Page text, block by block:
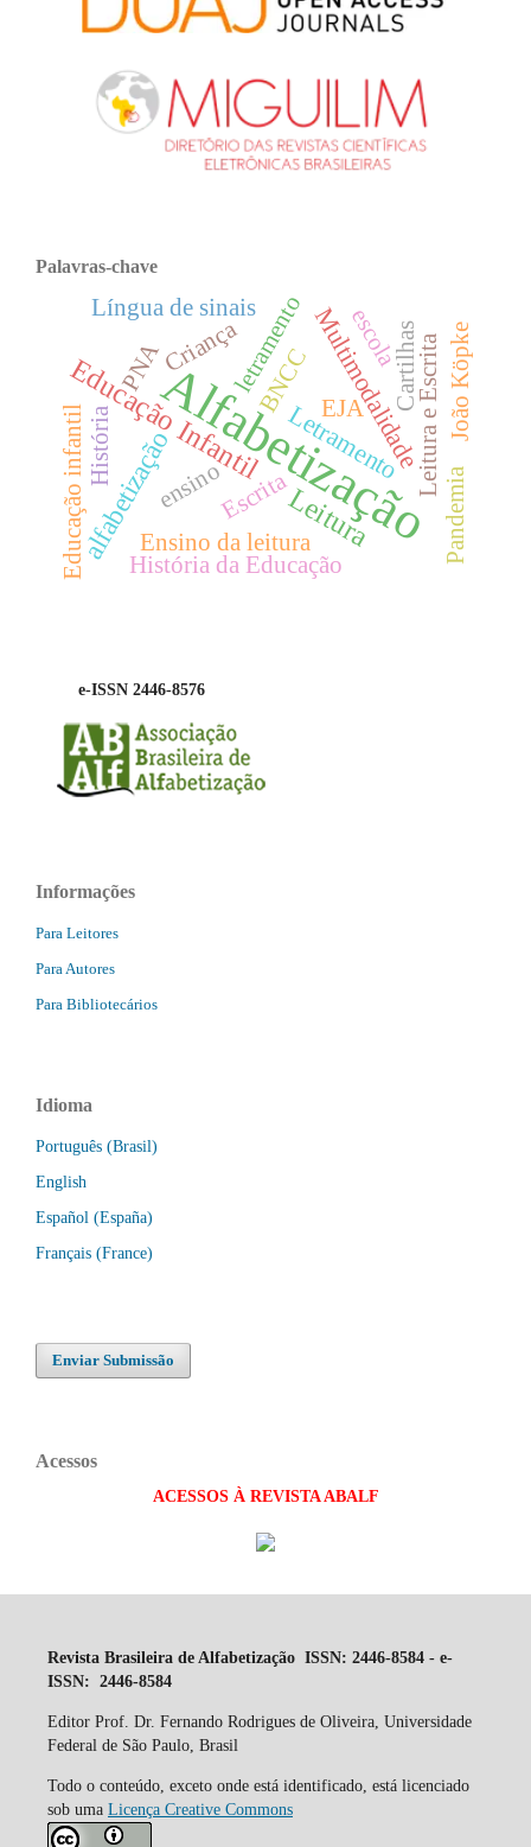
Palavras-chave
Alfabetização
Educação Infantil
Leitura
alfabetização Letramento
Multimodalidade
Educação infantil Escrita
letramento
BNCC
PNA Leitura e Escrita
ensino
Criança Cartilhas
Pandemia
Língua de sinais
Ensino da leitura
História da Educação
EJA João Köpke
escola
História
e-ISSN 2446-8576
Informações
Para Leitores
Para Autores
Para Bibliotecários
Idioma
Português (Brasil)
English
Español (España)
Français (France)
Enviar Submissão
Acessos
ACESSOS À REVISTA ABALF
Revista Brasileira de Alfabetização ISSN: 2446-8584 - e-
ISSN: 2446-8584
Editor Prof. Dr. Fernando Rodrigues de Oliveira, Universidade
Federal de São Paulo, Brasil
Todo o conteúdo, exceto onde está identificado, está licenciado
sob uma Licença Creative Commons